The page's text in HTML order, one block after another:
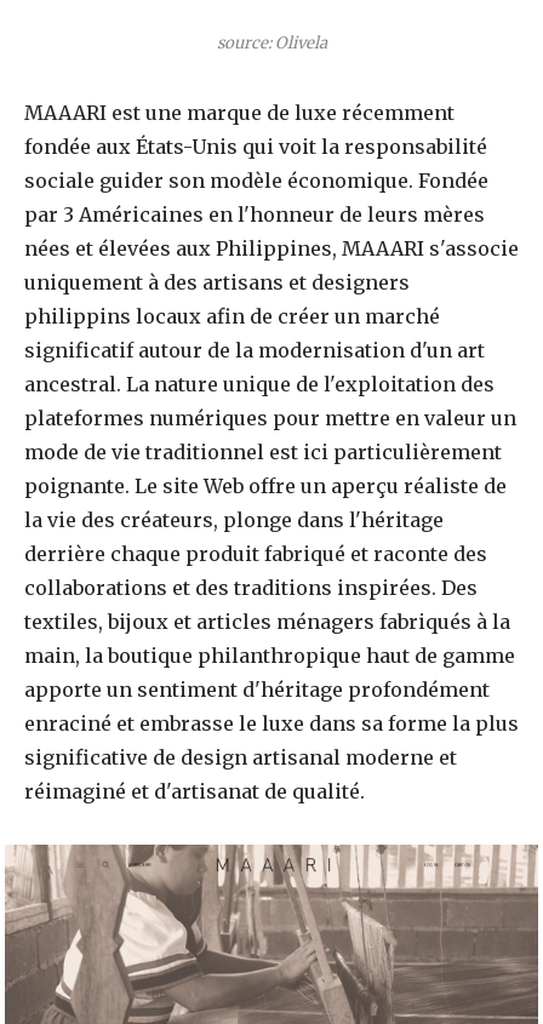
source: Olivela
MAAARI est une marque de luxe récemment
fondée aux États-Unis qui voit la responsabilité
sociale guider son modèle économique. Fondée
par 3 Américaines en l'honneur de leurs mères
nées et élevées aux Philippines, MAAARI s'associe
uniquement à des artisans et designers
philippins locaux afin de créer un marché
significatif autour de la modernisation d'un art
ancestral. La nature unique de l'exploitation des
plateformes numériques pour mettre en valeur un
mode de vie traditionnel est ici particulièrement
poignante. Le site Web offre un aperçu réaliste de
la vie des créateurs, plonge dans l'héritage
derrière chaque produit fabriqué et raconte des
collaborations et des traditions inspirées. Des
textiles, bijoux et articles ménagers fabriqués à la
main, la boutique philanthropique haut de gamme
apporte un sentiment d'héritage profondément
enraciné et embrasse le luxe dans sa forme la plus
significative de design artisanal moderne et
réimaginé et d'artisanat de qualité.